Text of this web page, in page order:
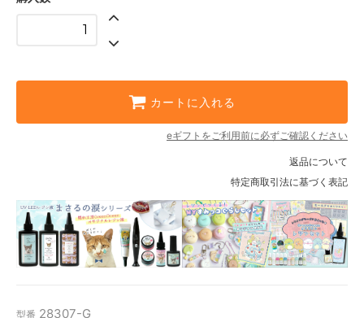
カートに入れる
eギフトをご利用前に必ずご確認ください
返品について
特定商取引法に基づく表記
型番 28307-G